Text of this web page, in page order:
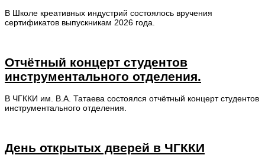
В Школе креативных индустрий состоялось вручения
сертификатов выпускникам 2026 года.
Отчётный концерт студентов
инструментального отделения.
В ЧГККИ им. В.А. Татаева состоялся отчётный концерт студентов
инструментального отделения.
День открытых дверей в ЧГККИ